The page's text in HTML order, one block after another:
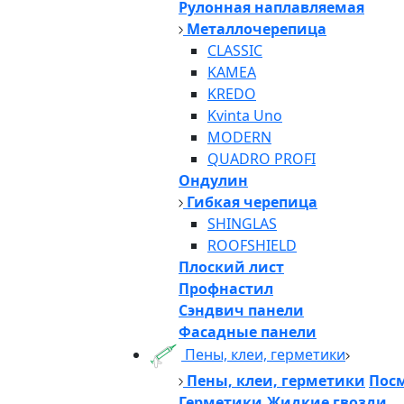
Рулонная наплавляемая
Металлочерепица
CLASSIC
KAMEA
KREDO
Kvinta Uno
MODERN
QUADRO PROFI
Ондулин
Гибкая черепица
SHINGLAS
ROOFSHIELD
Плоский лист
Профнастил
Сэндвич панели
Фасадные панели
Пены, клеи, герметики
Пены, клеи, герметики